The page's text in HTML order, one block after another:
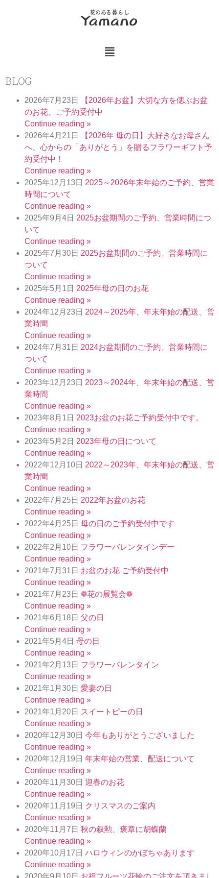
BLOG
2026年7月23日
【2026年お盆】大切な方を偲ぶお盆
のお花、ご予約受付中​
Continue reading »
2026年4月21日
【2026年 母の日】大好きなお母さん
へ、心からの「ありがとう」を贈るフラワーギフト予
約受付中！​
Continue reading »
2025年12月13日 2025～2026年末年始のご予約、営業
時間について​
Continue reading »
2025年9月4日 2025お盆期間のご予約、営業時間につ
いて
Continue reading »
2025年7月30日 2025お盆期間のご予約、営業時間に
ついて
Continue reading »
2025年5月1日 2025年母の日のお花
Continue reading »
2024年12月23日 2024～2025年、年末年始の配送、営
業時間
Continue reading »
2024年7月31日 2024お盆期間のご予約、営業時間に
ついて
Continue reading »
2023年12月23日 2023～2024年、年末年始の配送、営
業時間
Continue reading »
2023年8月1日 2023お盆のお花ご予約受付中です。
Continue reading »
2023年5月2日 2023年母の日について
Continue reading »
2022年12月10日 2022～2023年、年末年始の配送、営
業時間
Continue reading »
2022年7月25日 2022年お盆のお花
Continue reading »
2022年4月25日 母の日のご予約受付中です
Continue reading »
2022年2月10日 フラワーバレンタインデー
Continue reading »
2021年7月31日 お盆のお花 ご予約受付中
Continue reading »
2021年7月23日 ❁花の展覧会❁
Continue reading »
2021年6月18日 父の日
Continue reading »
2021年5月4日 母の日
Continue reading »
2021年2月13日 フラワーバレンタイン
Continue reading »
2021年1月30日 愛妻の日
Continue reading »
2021年1月20日 スイートピーの日
Continue reading »
2020年12月30日 今年もありがとうございました
Continue reading »
2020年12月19日 年末年始の営業、配送について
Continue reading »
2020年11月30日 迎春のお花
Continue reading »
2020年11月19日 クリスマスのご案内
Continue reading »
2020年11月7日 秋の叙勲、褒章に胡蝶蘭
Continue reading »
2020年10月17日 ハロウィンのかぼちゃあります
Continue reading »